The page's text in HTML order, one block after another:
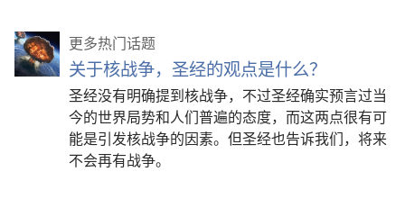
更多热门话题
关于核战争，圣经的观点是什么？
圣经没有明确提到核战争，不过圣经确实预言过当
今的世界局势和人们普遍的态度，而这两点很有可
能是引发核战争的因素。但圣经也告诉我们，将来
不会再有战争。